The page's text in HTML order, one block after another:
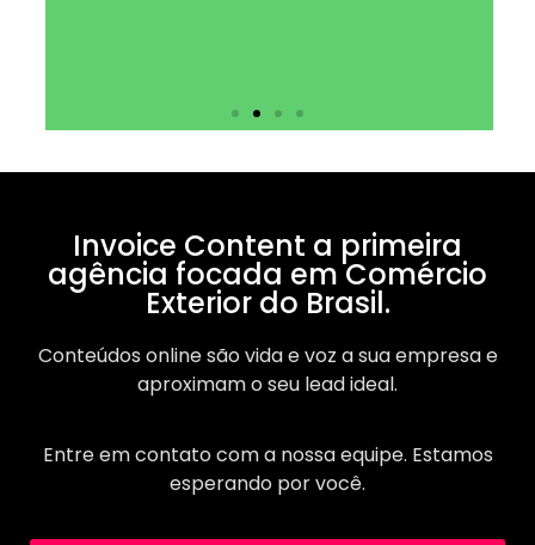
Invoice Content a primeira
agência focada em Comércio
Exterior do Brasil.
Conteúdos online são vida e voz a sua empresa e
aproximam o seu lead ideal.
Entre em contato com a nossa equipe. Estamos
esperando por você.